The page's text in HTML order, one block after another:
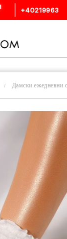
+40219963
Дамски ежедневни